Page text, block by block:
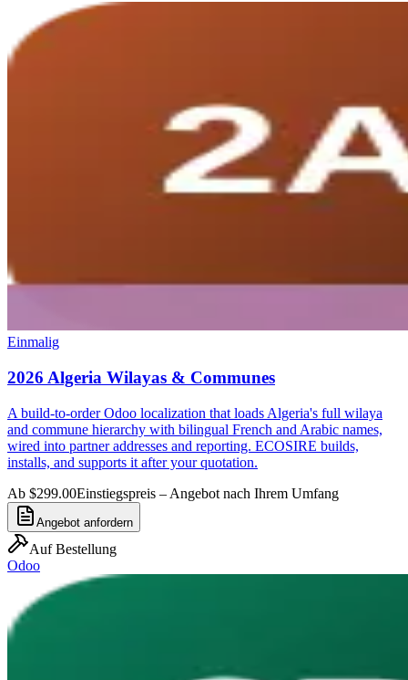
Einmalig
2026 Algeria Wilayas & Communes
A build-to-order Odoo localization that loads Algeria's full wilaya
and commune hierarchy with bilingual French and Arabic names,
wired into partner addresses and reporting. ECOSIRE builds,
installs, and supports it after your quotation.
Ab $299.00Einstiegspreis – Angebot nach Ihrem Umfang
Angebot anfordern
Auf Bestellung
Odoo